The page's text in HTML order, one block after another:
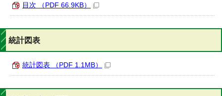
目次 （PDF 66.9KB）
統計図表
統計図表 （PDF 1.1MB）